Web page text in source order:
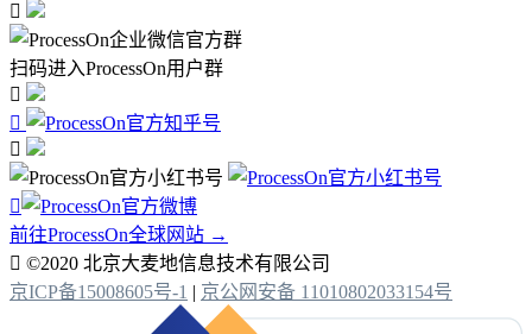

扫码进入ProcessOn用户群




前往ProcessOn全球网站 →
 ©2020 北京大麦地信息技术有限公司
京ICP备15008605号-1 | 京公网安备 11010802033154号